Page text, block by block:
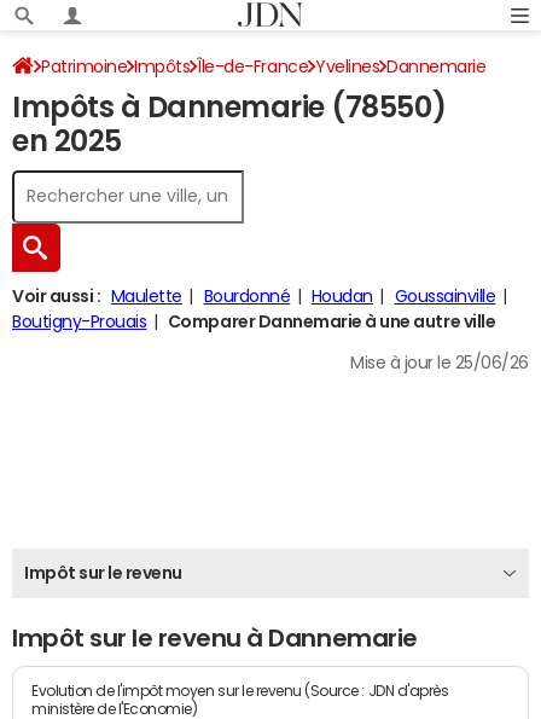
Patrimoine Impôts Île-de-France Yvelines Dannemarie
Impôt sur le revenu
Impôts à Dannemarie (78550)
en 2025
Voir aussi : Maulette Bourdonné Houdan
Goussainville
Boutigny-Prouais
Comparer Dannemarie à une autre ville
Mise à jour le 25/06/26
Impôt sur le revenu
Impôt sur le revenu à Dannemarie
Evolution de l'impôt moyen sur le revenu (Source : JDN d'après
ministère de l'Economie)